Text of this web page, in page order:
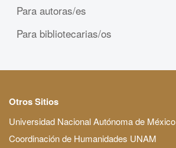
Para autoras/es
Para bibliotecarias/os
Otros Sitios
Universidad Nacional Autónoma de México
Coordinación de Humanidades UNAM